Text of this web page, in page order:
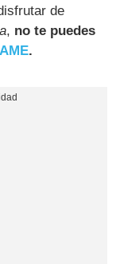
de
, no te puedes
.